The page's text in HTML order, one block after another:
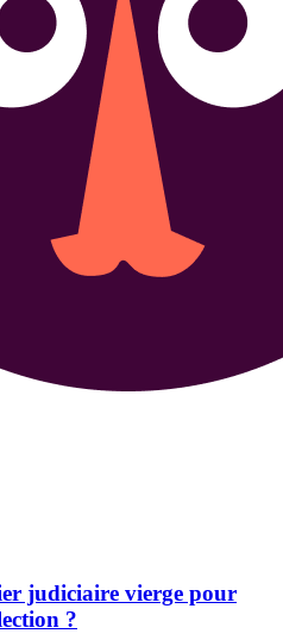
judiciaire vierge pour
?